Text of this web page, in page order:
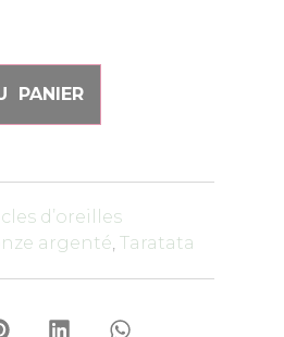
PANIER
d’oreilles
argenté, Taratata